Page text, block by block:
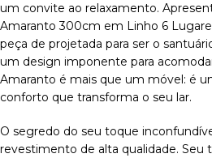
um convite ao relaxamento.
Amaranto 300cm em Linho 6
peça de projetada para ser o
um design imponente para
Amaranto é mais que um móvel: é
conforto que transforma o seu lar.
O segredo do seu toque
revestimento de alta qualidade. Seu